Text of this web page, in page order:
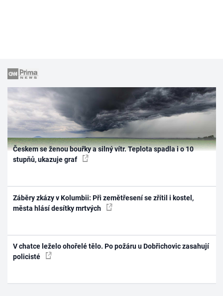
Českem se ženou bouřky a silný vítr. Teplota spadla i o 10
stupňů, ukazuje graf
Záběry zkázy v Kolumbii: Při zemětřesení se zřítil i kostel,
města hlásí desítky mrtvých
V chatce leželo ohořelé tělo. Po požáru u Dobřichovic zasahují
policisté